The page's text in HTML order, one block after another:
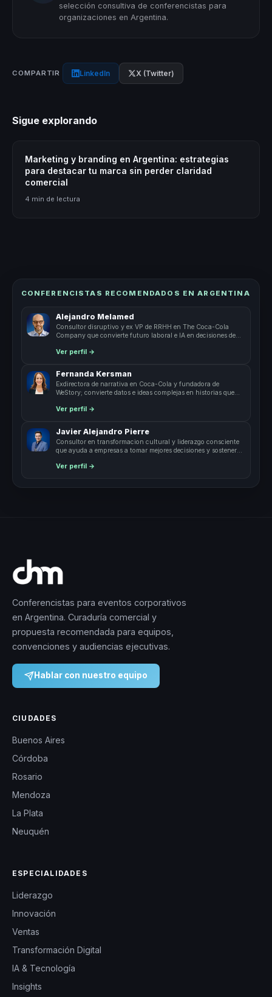
selección consultiva de conferencistas para
organizaciones en Argentina.
COMPARTIR LinkedIn X (Twitter)
Sigue explorando
Marketing y branding en Argentina: estrategias
para destacar tu marca sin perder claridad
comercial
4 min de lectura
CONFERENCISTAS RECOMENDADOS EN ARGENTINA
Alejandro Melamed
Consultor disruptivo y ex VP de RRHH en The Coca-Cola
Company que convierte futuro laboral e IA en decisiones de
Ver perfil →
Fernanda Kersman
Exdirectora de narrativa en Coca-Cola y fundadora de
WeStory; convierte datos e ideas complejas en historias que
Ver perfil →
Javier Alejandro Pierre
Consultor en transformacion cultural y liderazgo consciente
que ayuda a empresas a tomar mejores decisiones y sostener
Ver perfil →
Conferencistas para eventos corporativos
en Argentina. Curaduría comercial y
propuesta recomendada para equipos,
convenciones y audiencias ejecutivas.
Hablar con nuestro equipo
CIUDADES
Buenos Aires
Córdoba
Rosario
Mendoza
La Plata
Neuquén
ESPECIALIDADES
Liderazgo
Innovación
Ventas
Transformación Digital
IA & Tecnología
Insights